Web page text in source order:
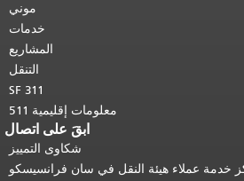
موني
خدمات
المشاريع
التنقل
SF 311
معلومات إقليمية 511
ابقَ على اتصال
شكاوى التمييز
خدمة عملاء هيئة النقل في سان فرانسيسكو